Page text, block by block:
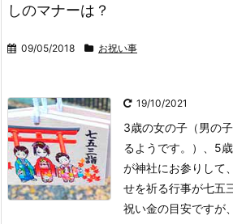
しのマナーは？
09/05/2018 お祝い事
19/10/2021
3歳の女の子（男の
るようです。）、5
が神社にお参りして
せを祈る行事が七五
祝い金の目安ですが